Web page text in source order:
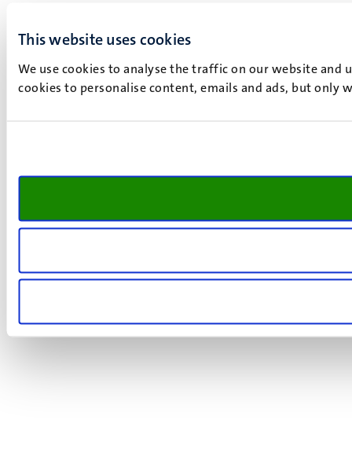
This website uses cookies
We use cookies to analyse the traffic on our website and
cookies to personalise content, emails and ads, but only